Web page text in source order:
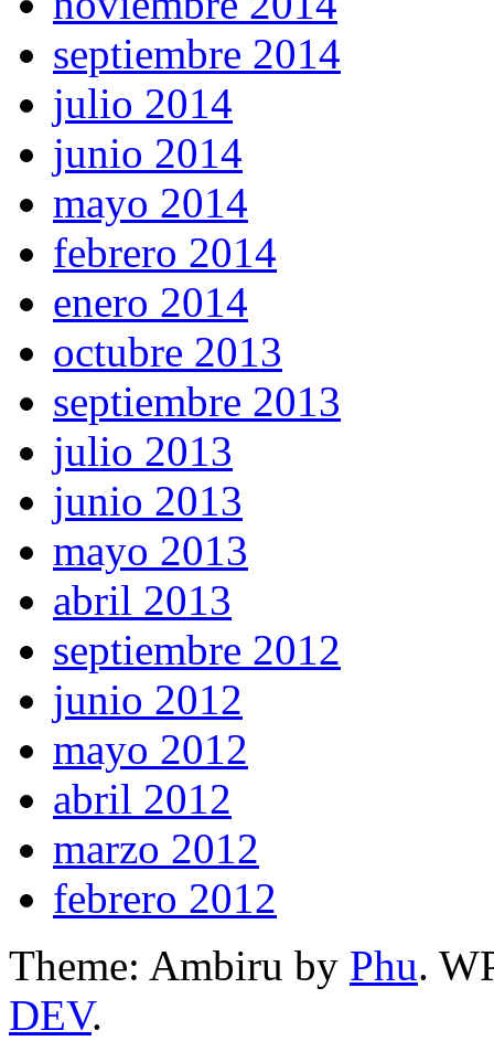
septiembre 2014
julio 2014
junio 2014
mayo 2014
febrero 2014
enero 2014
octubre 2013
septiembre 2013
julio 2013
junio 2013
mayo 2013
abril 2013
septiembre 2012
junio 2012
mayo 2012
abril 2012
marzo 2012
febrero 2012
Theme: Ambiru by Phu.
DEV.